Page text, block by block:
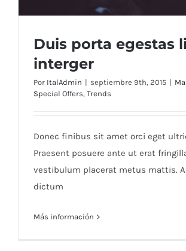
Duis porta egestas
interger
Por ItalAdmin | septiembre 9th, 2015 |
Special Offers, Trends
Donec finibus sit amet orci eget
Praesent posuere ante ut erat
vestibulum placerat metus mattis.
dictum
Más información